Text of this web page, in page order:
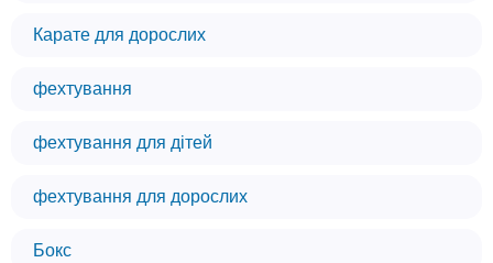
Карате для дорослих
фехтування
фехтування для дітей
фехтування для дорослих
Бокс